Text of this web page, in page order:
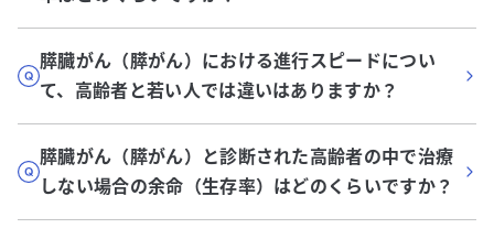
膵臓がん（膵がん）における進行スピードについ
て、高齢者と若い人では違いはありますか？
膵臓がん（膵がん）と診断された高齢者の中で治療
しない場合の余命（生存率）はどのくらいですか？